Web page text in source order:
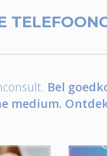
Bel
medium.